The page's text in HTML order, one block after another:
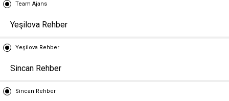
Team Ajans
Yeşilova Rehber
Yeşilova Rehber
Sincan Rehber
Sincan Rehber